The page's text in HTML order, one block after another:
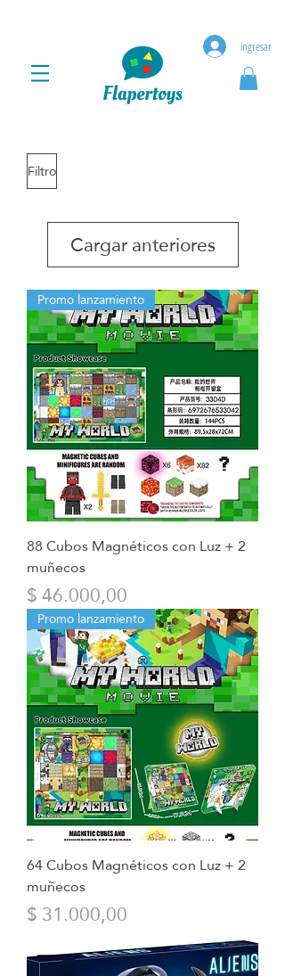
ingresar
Filtro
Cargar anteriores
Promo lanzamiento
88 Cubos Magnéticos con Luz + 2
muñecos
Precio
$ 46.000,00
Promo lanzamiento
64 Cubos Magnéticos con Luz + 2
muñecos
Precio
$ 31.000,00